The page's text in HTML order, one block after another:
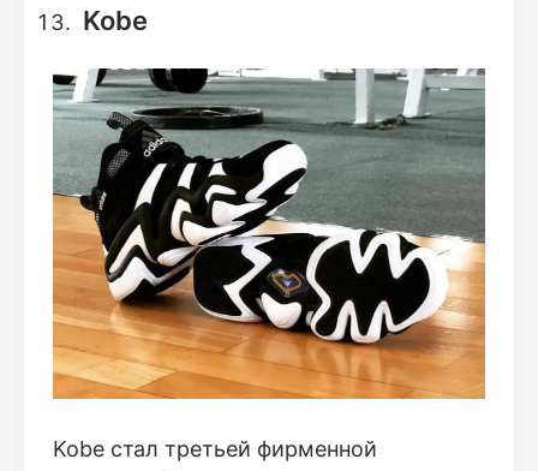
Kobe
Kobe стал третьей фирменной